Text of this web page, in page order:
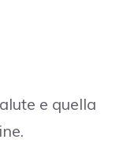
e quella